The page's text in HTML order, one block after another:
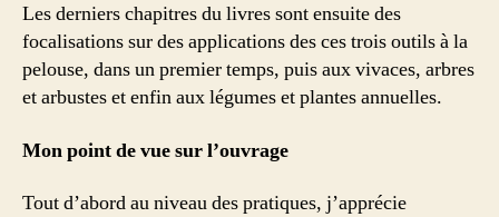
Les derniers chapitres du livres sont ensuite des
focalisations sur des applications des ces trois outils à la
pelouse, dans un premier temps, puis aux vivaces, arbres
et arbustes et enfin aux légumes et plantes annuelles.
Mon point de vue sur l’ouvrage
Tout d’abord au niveau des pratiques, j’apprécie